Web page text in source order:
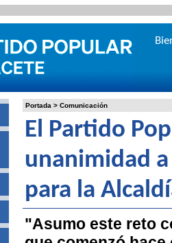
Portada > Comunicación
El Partido
unanimidad
para la
"Asumo este reto